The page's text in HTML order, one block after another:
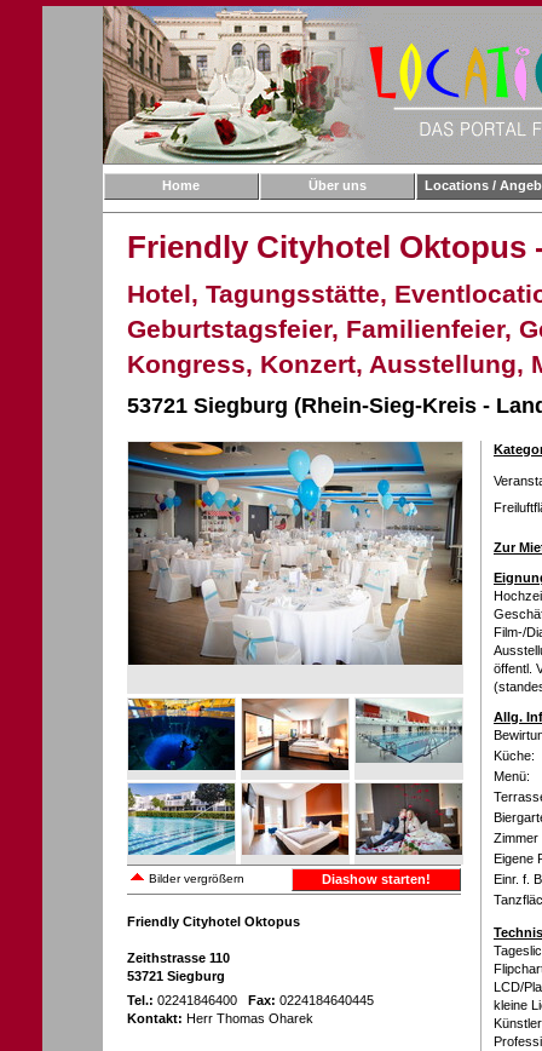
Home Über uns Locations /
Friendly Cityhotel Oktopus
Hotel, Tagungsstätte,
Geburtstagsfeier, Familienfeier,
Kongress, Konzert, Ausstellung,
53721 Siegburg (Rhein-Sieg-Kreis -
Bilder vergrößern Diashow starten!
Friendly Cityhotel Oktopus
Zeithstrasse 110
53721 Siegburg
Tel.: 02241846400 Fax: 0224184640445
Kontakt: Herr Thomas Oharek
Zur
Film-/
öffentl.
Allg.
Küche:
Menü:
Zimmer
Eigene
Einr. f.
LCD/
kleine